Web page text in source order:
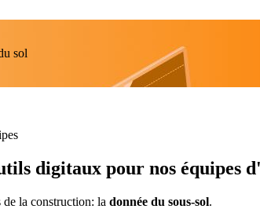
sol
digitaux pour nos équipes
de la construction: la donnée du sous-sol.